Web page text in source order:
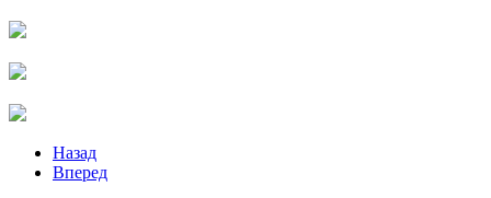
Назад
Вперед